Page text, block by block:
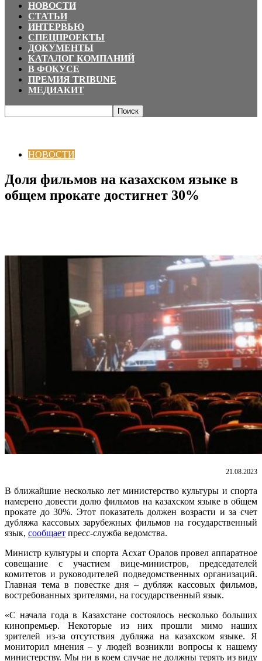
НОВОСТИ
СТАТЬИ
ИНТЕРВЬЮ
СПЕЦПРОЕКТЫ
ДОКУМЕНТЫ
КАТАЛОГ КОМПАНИЙ
В ФОКУСЕ
ПРЕМИЯ TRIBUNE
МЕДИАКИТ
НОВОСТИ
Доля фильмов на казахском языке в
общем прокате достигнет 30%
21.08.2023
В ближайшие несколько лет министерство культуры и спорта
намерено довести долю фильмов на казахском языке в общем
прокате до 30%. Этот показатель должен возрасти и за счет
дубляжа кассовых зарубежных фильмов на государственный
язык, сообщает пресс-служба ведомства.
Министр культуры и спорта Асхат Оралов провел аппаратное
совещание с участием вице-министров, председателей
комитетов и руководителей подведомственных организаций.
Главная тема в повестке дня – дубляж кассовых фильмов,
востребованных зрителями, на государственный язык.
«С начала года в Казахстане состоялось несколько больших
кинопремьер. Некоторые из них прошли мимо наших
зрителей из-за отсутствия дубляжа на казахском языке. Я
мониторил мнения – у людей возникли вопросы к нашему
министерству. Мы ни в коем случае не должны терять из виду